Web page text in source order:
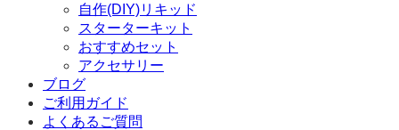
自作(DIY)リキッド
スターターキット
おすすめセット
アクセサリー
ブログ
ご利用ガイド
よくあるご質問